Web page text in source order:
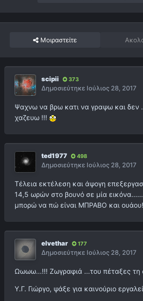
Μοιραστείτε
scipii 373
Δημοσιεύτηκε Ιούλιος 28, 2017
Ψαχνω να βρω κατι να γραψω και δεν
χαζευω !!!
ted1977 498
Δημοσιεύτηκε Ιούλιος 28, 2017
Τέλεια εκτέλεση και άψογη
14,5 ωρών στο βουνό σε μία
μπορώ να πώ είναι ΜΠΡΑΒΟ και
elvethar 177
Δημοσιεύτηκε Ιούλιος 28, 2017
Ωωωω...!!! Ζωγραφιά ...του πέταξες τη
Υ.Γ. Γιώργο, ψάξε για καινούριο